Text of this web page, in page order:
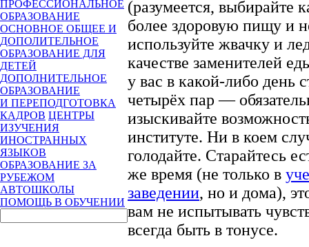
ПРОФЕССИОНАЛЬНОЕ
ОБРАЗОВАНИЕ
ОСНОВНОЕ ОБЩЕЕ И
ДОПОЛИТЕЛЬНОЕ
ОБРАЗОВАНИЕ ДЛЯ
ДЕТЕЙ
ДОПОЛНИТЕЛЬНОЕ
ОБРАЗОВАНИЕ
И ПЕРЕПОДГОТОВКА
КАДРОВ ЦЕНТРЫ
ИЗУЧЕНИЯ
ИНОСТРАННЫХ
ЯЗЫКОВ
ОБРАЗОВАНИЕ ЗА
РУБЕЖОМ
АВТОШКОЛЫ
ПОМОЩЬ В ОБУЧЕНИИ
(разумеется, выбирайте
более здоровую пищу и
используйте жвачку и
качестве заменителей
у вас в какой-либо день
четырёх пар —
изыскивайте
институте. Ни в коем
голодайте. Старайтесь
же время (не только в
заведении, но и дома),
вам не испытывать
всегда быть в тонусе.